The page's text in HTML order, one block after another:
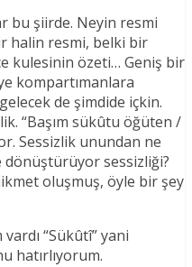
bu şiirde. Neyin resmi
halin resmi, belki bir
kulesinin özeti… Geniş bir
kompartımanlara
de şimdide içkin.
“Başım sükûtu öğüten /
Sessizlik unundan ne
dönüştürüyor sessizliği?
oluşmuş, öyle bir şey
“Sükûtî” yani
hatırlıyorum.